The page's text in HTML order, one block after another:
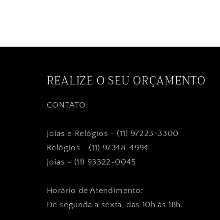
REALIZE O SEU ORÇAMENTO
CONTATO:
Joias e Relógios - (11) 97223-3300
Relógios - (11) 97348-4994
Joias - (11) 93322-0045
Horário de Atendimento:
De segunda a sexta, das 10h às 18h.